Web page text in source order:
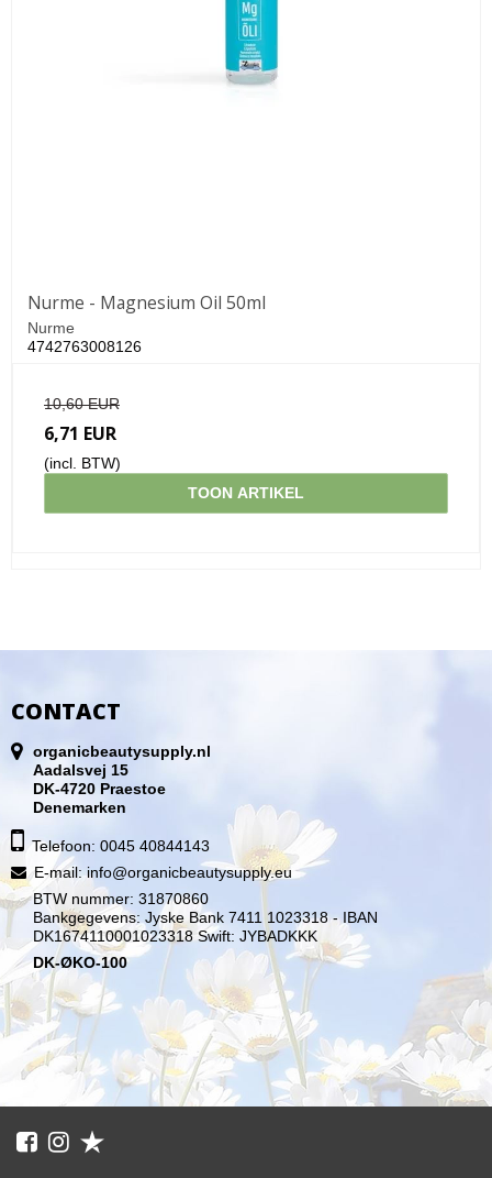
Nurme - Magnesium Oil 50ml
Nurme
4742763008126
10,60 EUR
6,71 EUR
(incl. BTW)
TOON ARTIKEL
CONTACT
organicbeautysupply.nl
Aadalsvej 15
DK-4720 Praestoe
Denemarken
Telefoon: 0045 40844143
E-mail: info@organicbeautysupply.eu
BTW nummer: 31870860
Bankgegevens: Jyske Bank 7411 1023318 - IBAN
DK1674110001023318 Swift: JYBADKKK
DK-ØKO-100